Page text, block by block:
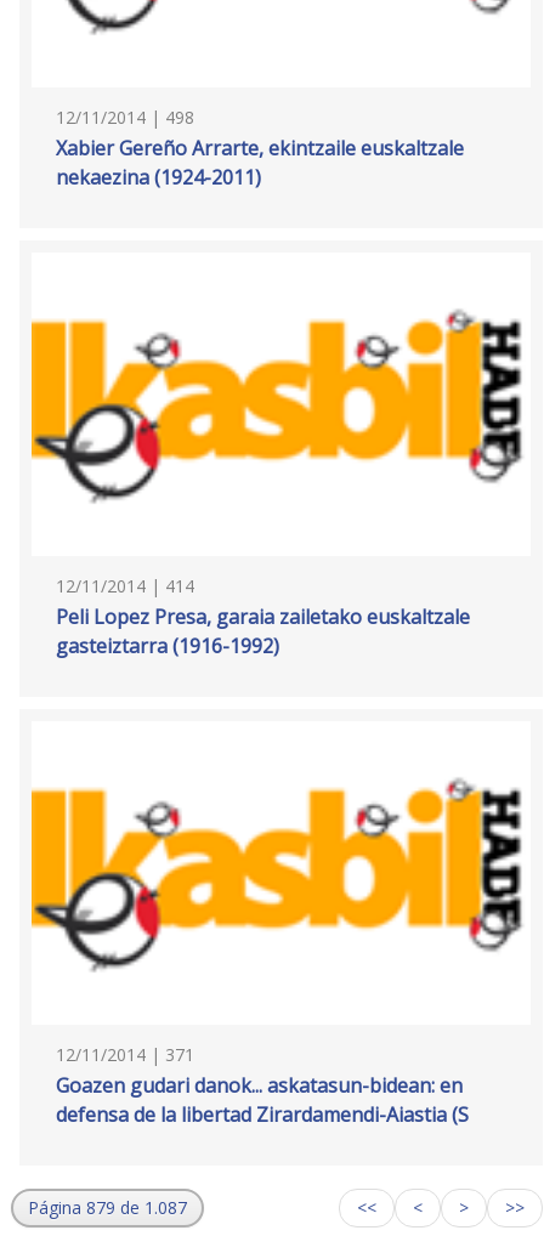
12/11/2014 | 498
Xabier Gereño Arrarte, ekintzaile euskaltzale
nekaezina (1924-2011)
12/11/2014 | 414
Peli Lopez Presa, garaia zailetako euskaltzale
gasteiztarra (1916-1992)
12/11/2014 | 371
Goazen gudari danok... askatasun-bidean: en
defensa de la libertad Zirardamendi-Aiastia (S
Página 879 de 1.087 << < > >>